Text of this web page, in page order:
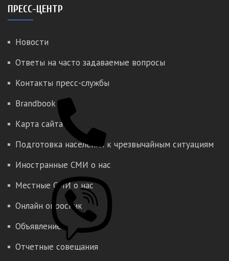
ПРЕСС-ЦЕНТР
Новости
Ответы на часто задаваемые вопросы
Контакты пресс-службы
Brandbook
Карта сайта
Подготовка населения к чрезвычайным ситуациям
Иностранные СМИ о нас
Местные СМИ о нас
Онлайн опросник
Объявление
Отчетные совещания